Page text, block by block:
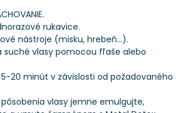
rukavice.
nástroje (misku, hrebeň...).
suché vlasy pomocou fľaše alebo
20 minút v závislosti od požadovaného
vlasy jemne emulgujte,